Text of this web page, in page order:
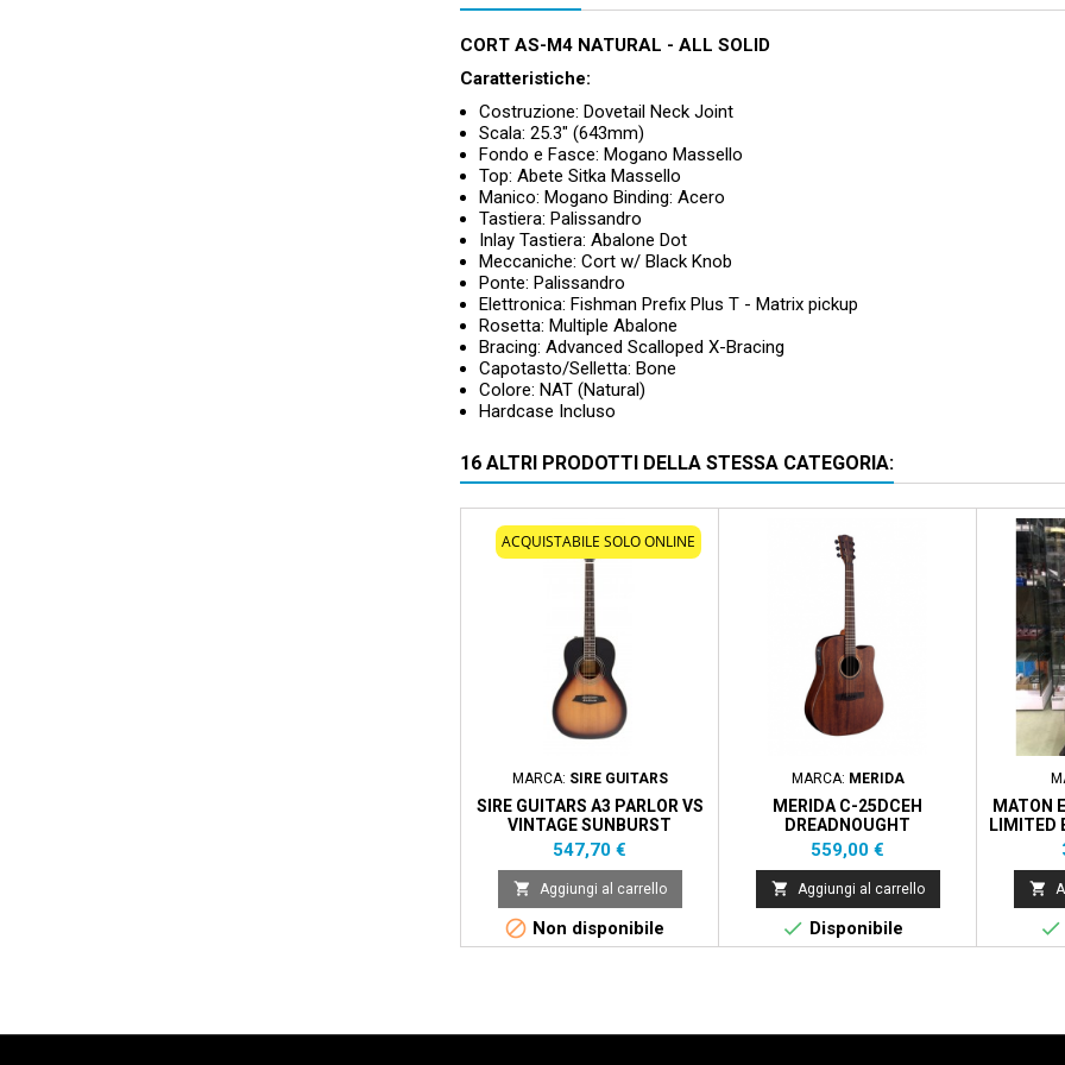
CORT AS-M4 NATURAL - ALL SOLID
Caratteristiche:
Costruzione: Dovetail Neck Joint
Scala: 25.3" (643mm)
Fondo e Fasce: Mogano Massello
Top: Abete Sitka Massello
Manico: Mogano Binding: Acero
Tastiera: Palissandro
Inlay Tastiera: Abalone Dot
Meccaniche: Cort w/ Black Knob
Ponte: Palissandro
Elettronica: Fishman Prefix Plus T - Matrix pickup
Rosetta: Multiple Abalone
Bracing: Advanced Scalloped X-Bracing
Capotasto/Selletta: Bone
Colore: NAT (Natural)
Hardcase Incluso
16 ALTRI PRODOTTI DELLA STESSA CATEGORIA:
ACQUISTABILE SOLO ONLINE
MARCA: SIRE GUITARS
SIRE GUITARS A3 PARLOR VS
VINTAGE SUNBURST
Prezzo
547,70 €
 Aggiungi al carrello
 Non disponibile
MARCA: MERIDA
MERIDA C-25DCEH
DREADNOUGHT
Prezzo
559,00 €
 Aggiungi al carrello
 Disponibile
MATON
LIMITED

